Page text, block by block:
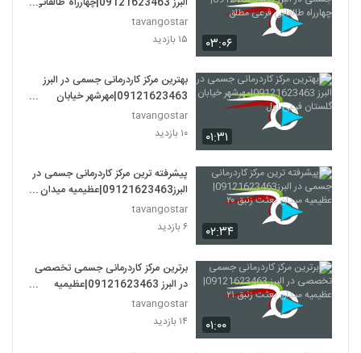
۰۳:۰۶
فرعی مطلق
tavangostar
۱۵ بازدید
۰۱:۳۱
بهترین مرکز کاردرمانی جسمی در البرز
09121623463|مهرشهر خیابان
گلستان فرعی اول
tavangostar
۱۰ بازدید
۰۲:۳۴
پیشرفته ترین مرکز کاردرمانی جسمی در
البرز09121623463|عظیمیه میدان
بعثت زنبق ۲۰
tavangostar
۶ بازدید
۰۱:۰۰
برترین مرکز کاردرمانی جسمی تخصصی
در البرز 09121623463|عظیمیه
میدان بعثت زنبق ۲۱
tavangostar
۱۴ بازدید